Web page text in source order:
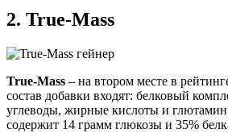
2. True-Mass
True-Mass – на втором месте в
состав добавки входят: белковый
углеводы, жирные кислоты и
содержит 14 грамм глюкозы и 35%